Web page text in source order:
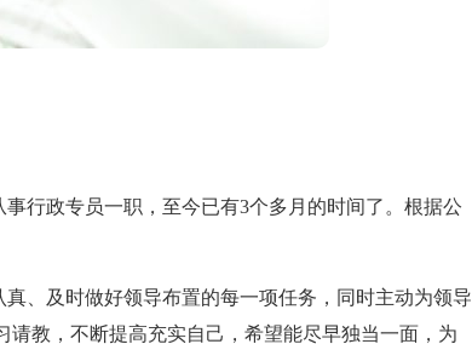
政专员一职，至今已有3个多月的时间了。根据公
及时做好领导布置的每一项任务，同时主动为领导
教，不断提高充实自己，希望能尽早独当一面，为